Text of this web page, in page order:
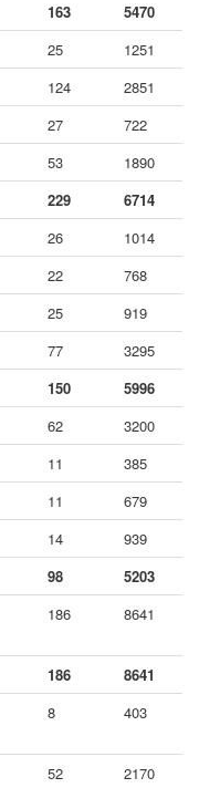
163 5470
25 1251
124 2851
27 722
53 1890
229 6714
26 1014
22 768
25 919
77 3295
150 5996
62 3200
11 385
11 679
14 939
98 5203
186 8641
186 8641
8 403
52 2170